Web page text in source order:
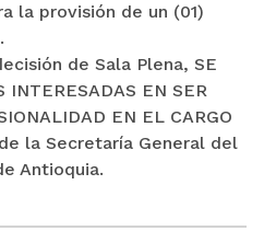
la provisión de un (01)
de Sala Plena, SE
INTERESADAS EN SER
EN EL CARGO
de la Secretaría General del
Antioquia.